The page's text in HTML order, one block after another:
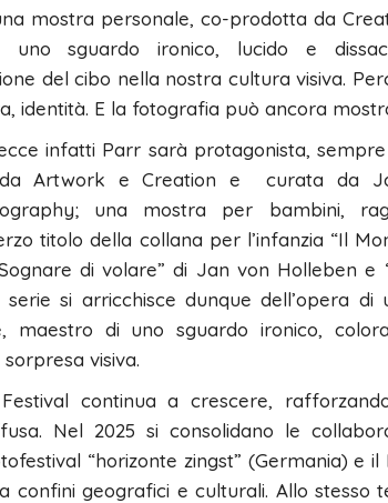
mostra personale, co-prodotta da
uno sguardo ironico, lucido e
del cibo nella nostra cultura visiva.
identità. E la fotografia può ancora
infatti Parr sarà protagonista, sempre
Artwork e Creation e curata da
una mostra per bambini,
titolo della collana per l’infanzia “Il
di volare” di Jan von Holleben e
serie si arricchisce dunque dell’opera
maestro di uno sguardo ironico,
visiva.
continua a crescere,
Nel 2025 si consolidano le
“horizonte zingst” (Germania) e
confini geografici e culturali. Allo